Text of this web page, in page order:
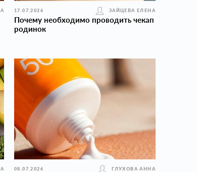
17.07.2026 ЗАЙЦЕВА ЕЛЕНА
Почему необходимо проводить чекап
родинок
08.07.2026 ГЛУХОВА АННА